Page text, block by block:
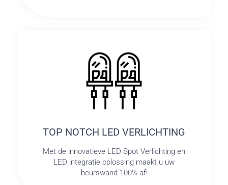
TOP NOTCH LED VERLICHTING
Met de innovatieve LED Spot Verlichting en
LED integratie oplossing maakt u uw
beurswand 100% af!